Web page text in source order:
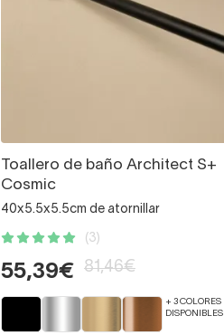
Toallero de baño Architect S+
Cosmic
40x5.5x5.5cm de atornillar
(3)
55,39€ 81,46€
+ 3 COLORES
DISPONIBLES